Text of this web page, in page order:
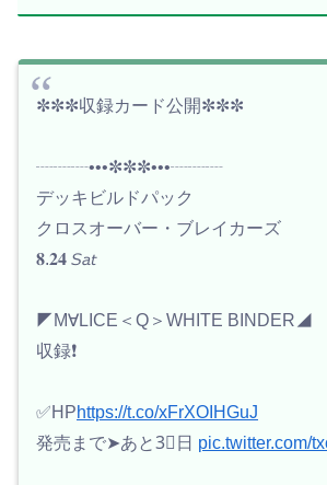
✼✼✼収録カード公開✼✼✼
┈┈┈•••✼✼✼•••┈┈┈
デッキビルドパック
クロスオーバー・ブレイカーズ
𝟖.𝟐𝟒 𝘚𝘢𝘵
◤M∀LICE＜Q＞WHITE BINDER◢
収録❗️
✅HPhttps://t.co/xFrXOIHGuJ
発売まで➤あと3⃣日 pic.twitter.com/